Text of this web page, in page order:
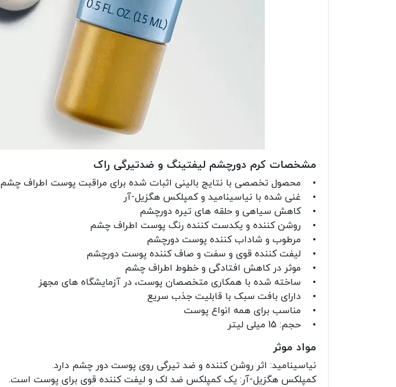
مشخصات کرم دورچشم لیفتینگ و ضدتیرگی راک
• محصول تخصصی با نتایج بالینی اثبات شده برای مراقبت پوست اطراف چشم
• غنی شده با نیاسینامید و کمپلکس هگزیل-آر
• کاهش سیاهی و حلقه های تیره دورچشم
• روشن کننده و یکدست کننده رنگ پوست اطراف چشم
• مرطوب و شاداب کننده پوست دورچشم
• لیفت کننده قوی و سفت و صاف کننده پوست دورچشم
• موثر در کاهش افتادگی و خطوط اطراف چشم
• ساخته شده با همکاری متخصصان پوست، در آزمایشگاه های مجهز
• دارای بافت سبک با قابلیت جذب سریع
• مناسب برای همه انواع پوست
• حجم: 15 میلی لیتر
مواد موثر
نیاسینامید: اثر روشن کننده و ضد تیرگی روی پوست دور چشم دارد.
کمپلکس هگزیل-آر: یک کمپلکس ضد لک و لیفت کننده قوی برای پوست است.